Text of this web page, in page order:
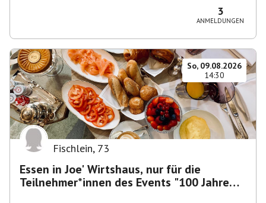
3
ANMELDUNGEN
So, 09.08.2026
14:30
Fischlein, 73
Essen in Joe' Wirtshaus, nur für die
Teilnehmer*innen des Events "100 Jahre